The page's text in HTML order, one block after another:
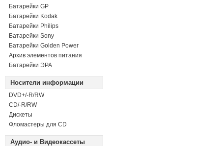
Батарейки GP
Батарейки Kodak
Батарейки Philips
Батарейки Sony
Батарейки Golden Power
Архив элементов питания
Батарейки ЭРА
Носители информации
DVD+/-R/RW
СD/-R/RW
Дискеты
Фломастеры для CD
Аудио- и Видеокассеты